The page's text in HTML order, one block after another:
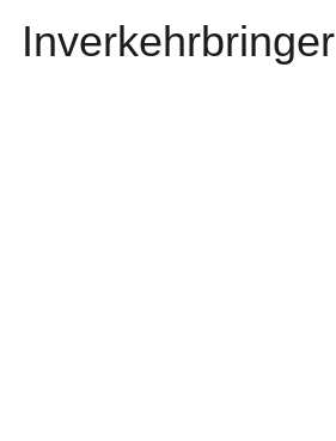
Inverkehrbringer